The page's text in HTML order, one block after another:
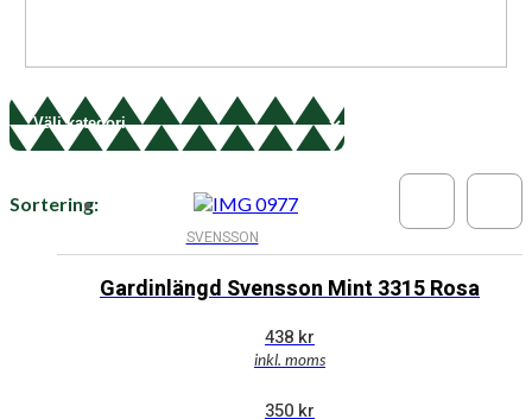
SVENSSON
Gardinlängd Svensson Mint 3315 Rosa
438 kr
inkl. moms
350 kr